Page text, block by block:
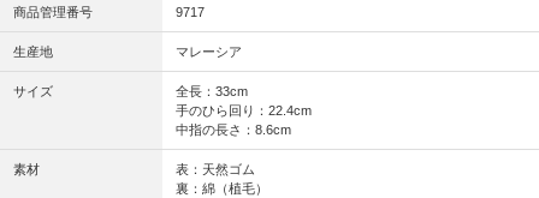
商品管理番号 9717
生産地 マレーシア
サイズ
全長：33cm
手のひら回り：22.4cm
中指の長さ：8.6cm
素材
表：天然ゴム
裏：綿（植毛）